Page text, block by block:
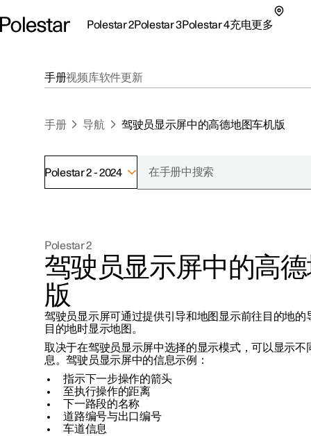
Polestar 2Polestar 3Polestar 4充电更多
联系我们
极星官方二手车
探索Polestar 3
联系我们
公共充电
家庭充电
车主服务
新闻
注册新闻
手册视频库软件更新
手册 导航 驾驶员显示屏中的高德地图车机版
Polestar 2 - 2024
Polestar 2
驾驶员显示屏中的高
版
驾驶员显示屏可通过提供引导和地图显示前往目的地的
目的地时显示地图。
取决于在驾驶员显示屏中选择的显示模式，可以显示不
息。驾驶员显示屏中的信息示例：
指示下一步操作的箭头
至执行操作的距离
下一路段的名称
道路编号与出口编号
车道信息